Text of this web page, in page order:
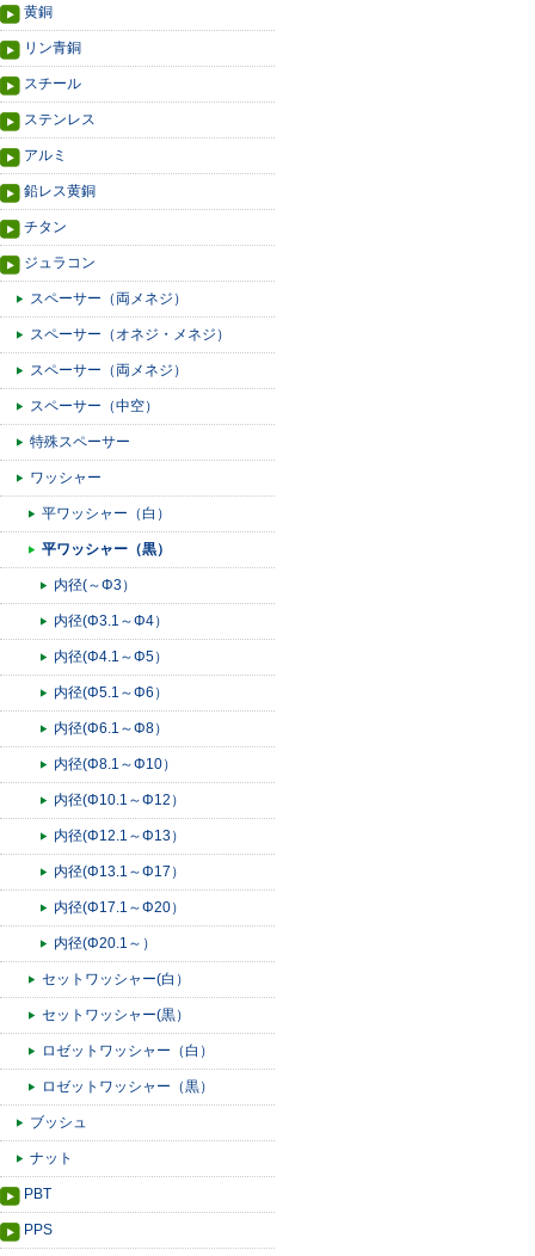
黄銅
リン青銅
スチール
ステンレス
アルミ
鉛レス黄銅
チタン
ジュラコン
スペーサー（両メネジ）
スペーサー（オネジ・メネジ）
スペーサー（両メネジ）
スペーサー（中空）
特殊スペーサー
ワッシャー
平ワッシャー（白）
平ワッシャー（黒）
内径(～Φ3）
内径(Φ3.1～Φ4）
内径(Φ4.1～Φ5）
内径(Φ5.1～Φ6）
内径(Φ6.1～Φ8）
内径(Φ8.1～Φ10）
内径(Φ10.1～Φ12）
内径(Φ12.1～Φ13）
内径(Φ13.1～Φ17）
内径(Φ17.1～Φ20）
内径(Φ20.1～）
セットワッシャー(白）
セットワッシャー(黒）
ロゼットワッシャー（白）
ロゼットワッシャー（黒）
ブッシュ
ナット
PBT
PPS